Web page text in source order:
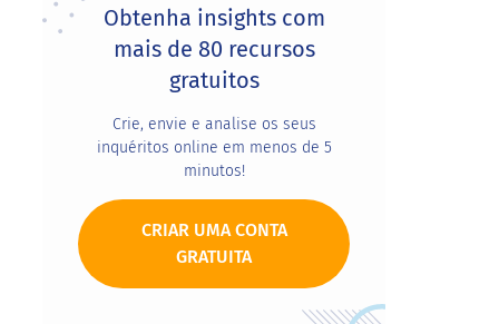
Obtenha insights com
mais de 80 recursos
gratuitos
Crie, envie e analise os seus
inquéritos online em menos de 5
minutos!
CRIAR UMA CONTA
GRATUITA